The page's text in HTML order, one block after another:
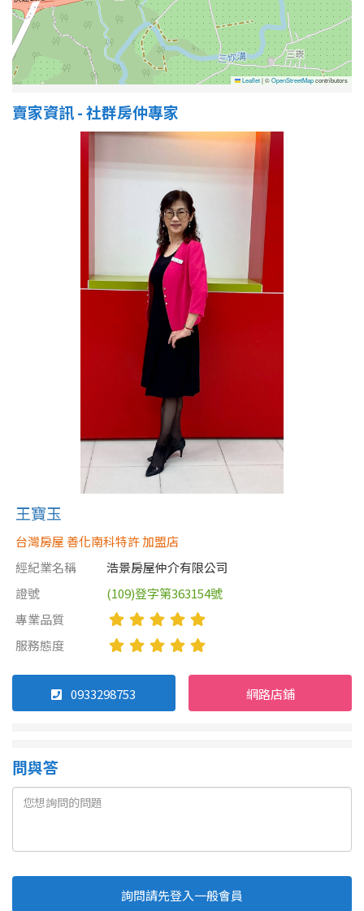
格局
不拘
1房
2房
5房以上
5 年以下
Leaflet|©OpenStreetMapcontributors
賣家資訊 - 社群房仲專家
王寶玉
台灣房屋 善化南科特許 加盟店
經紀業名稱
浩景房屋仲介有限公司
證號
(109)登字第363154號
專業品質
服務態度
0933298753 網路店鋪
問與答
詢問請先登入一般會員